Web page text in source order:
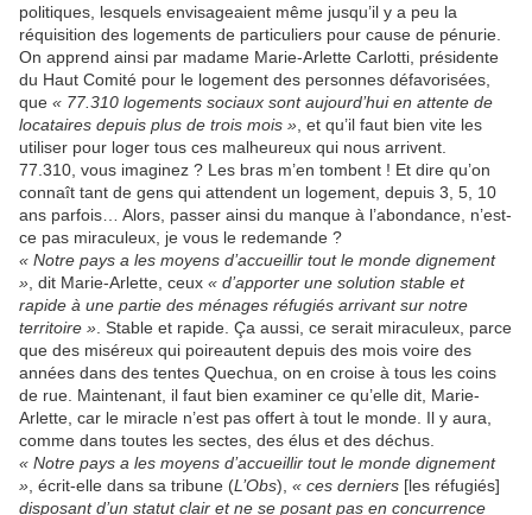
politiques, lesquels envisageaient même jusqu’il y a peu la
réquisition des logements de particuliers pour cause de pénurie.
On apprend ainsi par madame Marie-Arlette Carlotti, présidente
du Haut Comité pour le logement des personnes défavorisées,
que « 77.310 logements sociaux sont aujourd’hui en attente de
locataires depuis plus de trois mois » , et qu’il faut bien vite les
utiliser pour loger tous ces malheureux qui nous arrivent.
77.310, vous imaginez ? Les bras m’en tombent ! Et dire qu’on
connaît tant de gens qui attendent un logement, depuis 3, 5, 10
ans parfois… Alors, passer ainsi du manque à l’abondance, n’est-
ce pas miraculeux, je vous le redemande ?
« Notre pays a les moyens d’accueillir tout le monde dignement
» , dit Marie-Arlette, ceux « d’apporter une solution stable et
rapide à une partie des ménages réfugiés arrivant sur notre
territoire » . Stable et rapide. Ça aussi, ce serait miraculeux, parce
que des miséreux qui poireautent depuis des mois voire des
années dans des tentes Quechua, on en croise à tous les coins
de rue. Maintenant, il faut bien examiner ce qu’elle dit, Marie-
Arlette, car le miracle n’est pas offert à tout le monde. Il y aura,
comme dans toutes les sectes, des élus et des déchus.
« Notre pays a les moyens d’accueillir tout le monde dignement
» , écrit-elle dans sa tribune (L’Obs), « ces derniers [les réfugiés]
disposant d’un statut clair et ne se posant pas en concurrence